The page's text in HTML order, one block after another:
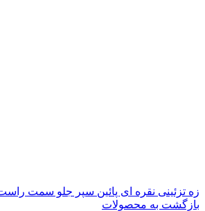
زه تزئینی نقره ای پائین سپر جلو سمت راست
بازگشت به محصولات